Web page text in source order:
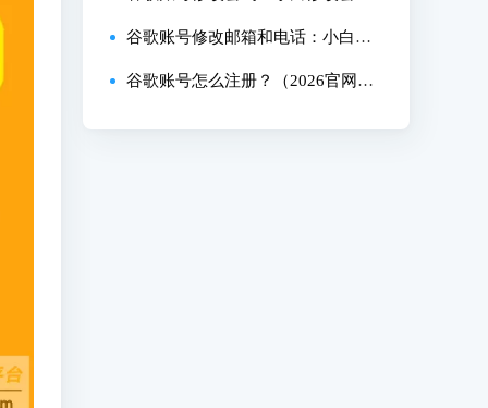
详细指南！
谷歌账号修改邮箱和电话：小白改
绑邮箱详细指南！
谷歌账号怎么注册？（2026官网最